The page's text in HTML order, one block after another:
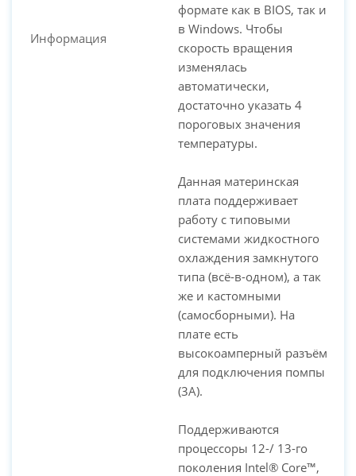
Информация
формате как в BIOS, так и
в Windows. Чтобы
скорость вращения
изменялась
автоматически,
достаточно указать 4
пороговых значения
температуры.
Данная материнская
плата поддерживает
работу с типовыми
системами жидкостного
охлаждения замкнутого
типа (всё-в-одном), а так
же и кастомными
(самосборными). На
плате есть
высокоамперный разъём
для подключения помпы
(3А).
Поддерживаются
процессоры 12-/ 13-го
поколения Intel® Core™,